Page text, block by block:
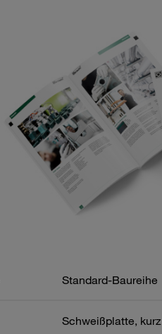
Standard-Baureihe
Schweißplatte, kurz